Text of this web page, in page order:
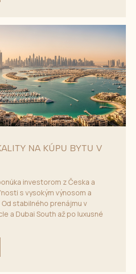
NA KÚPU BYTU V
investorom z Česka a
s vysokým výnosom a
stabilného prenájmu v
a Dubai South až po luxusné